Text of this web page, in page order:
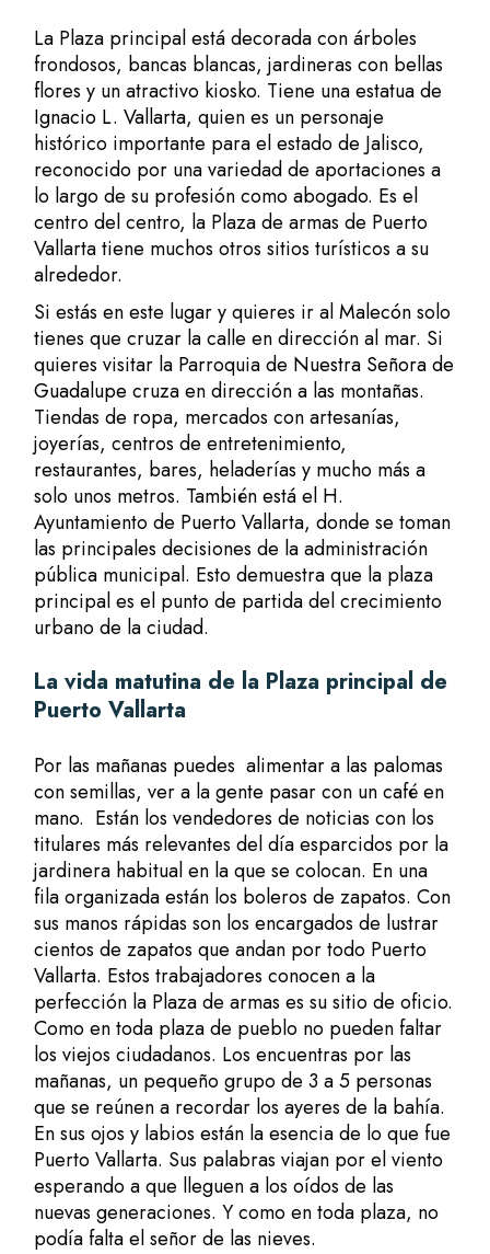
La Plaza principal está decorada con árboles
frondosos, bancas blancas, jardineras con bellas
flores y un atractivo kiosko. Tiene una estatua de
Ignacio L. Vallarta, quien es un personaje
histórico importante para el estado de Jalisco,
reconocido por una variedad de aportaciones a
lo largo de su profesión como abogado. Es el
centro del centro, la Plaza de armas de Puerto
Vallarta tiene muchos otros sitios turísticos a su
alrededor.
Si estás en este lugar y quieres ir alMalecónsolo
tienes que cruzar la calle en dirección al mar. Si
quieres visitar la Parroquia de Nuestra Señora de
Guadalupe cruza en dirección a las montañas.
Tiendas de ropa, mercados con artesanías,
joyerías, centros de entretenimiento,
restaurantes, bares, heladerías y mucho más a
solo unos metros. También está el H.
Ayuntamiento de Puerto Vallarta, donde se toman
las principales decisiones de la administración
pública municipal. Esto demuestra que la plaza
principal es el punto de partida del crecimiento
urbano de la ciudad.
La vida matutina de la Plaza principal de
Puerto Vallarta
Por las mañanas puedes alimentar a las palomas
con semillas, ver a la gente pasar con un café en
mano. Están los vendedores de noticias con los
titulares más relevantes del día esparcidos por la
jardinera habitual en la que se colocan. En una
fila organizada están los boleros de zapatos. Con
sus manos rápidas son los encargados de lustrar
cientos de zapatos que andan por todo Puerto
Vallarta. Estos trabajadores conocen a la
perfección la Plaza de armas es su sitio de oficio.
Como en toda plaza de pueblo no pueden faltar
los viejos ciudadanos. Los encuentras por las
mañanas, un pequeño grupo de 3 a 5 personas
que se reúnen a recordar los ayeres de la bahía.
En sus ojos y labios están la esencia de lo que fue
Puerto Vallarta. Sus palabras viajan por el viento
esperando a que lleguen a los oídos de las
nuevas generaciones. Y como en toda plaza, no
podía falta el señor de las nieves.